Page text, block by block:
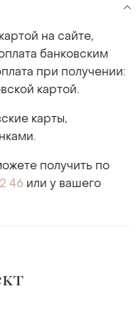
на сайте,
банковским
при получении:
картой.
карты,
получить по
46 или у вашего